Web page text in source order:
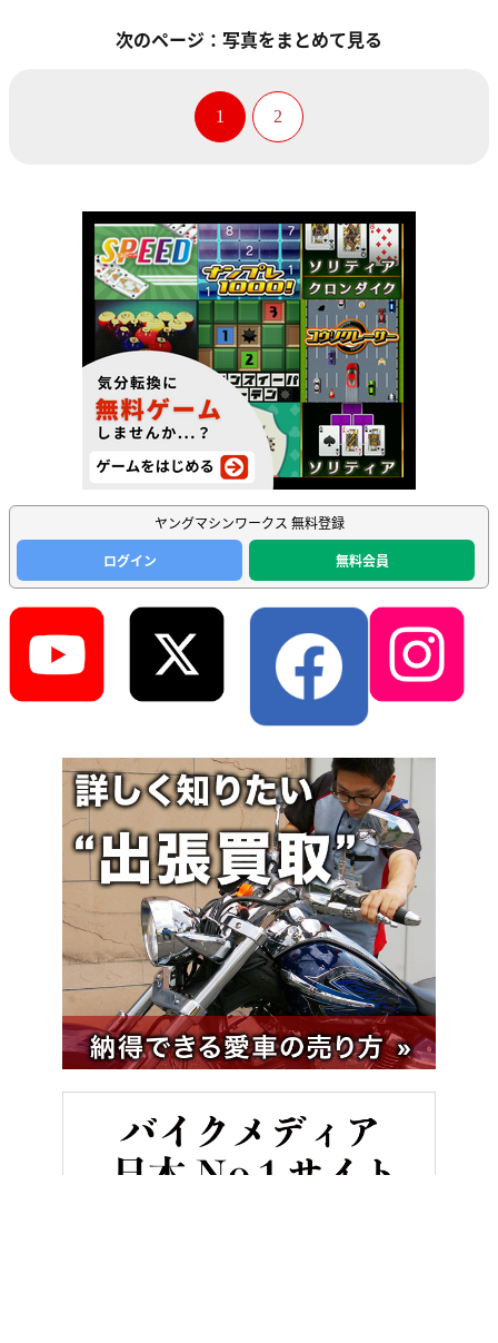
次のページ：写真をまとめて見る
1 2
ヤングマシンワークス 無料登録
ログイン
無料会員